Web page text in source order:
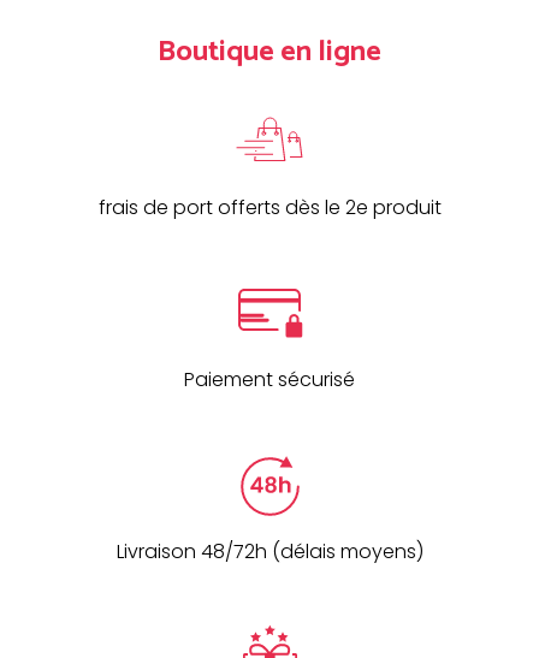
Boutique en ligne
frais de port offerts dès le 2e produit
Paiement sécurisé
Livraison 48/72h (délais moyens)